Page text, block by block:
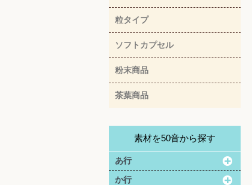
粒タイプ
ソフトカプセル
粉末商品
茶葉商品
素材を50音から探す
あ行
か行